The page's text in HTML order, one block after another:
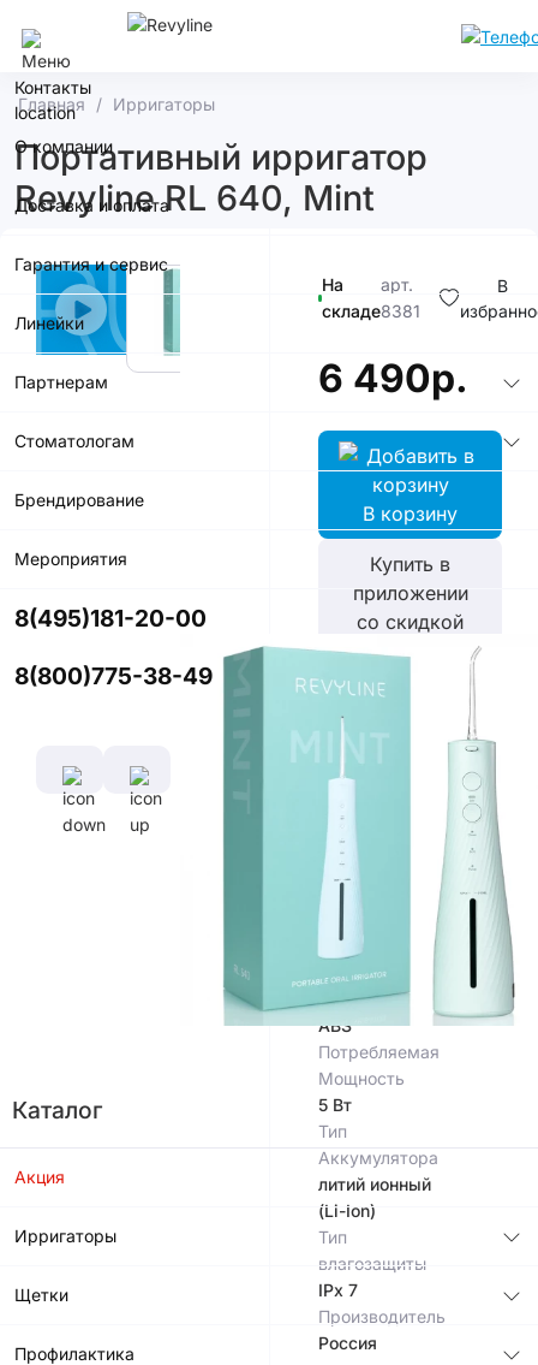
Контакты
О компании
Доставка и оплата
Гарантия и сервис
Линейки
Партнерам
Стоматологам
Брендирование
Мероприятия
8(495)181-20-00
8(800)775-38-49
Каталог
Акция
Ирригаторы
Щетки
Профилактика
Главная Ирригаторы
Портативный ирригатор
Revyline RL 640, Mint
На
складе
арт.
8381
В
6 490р.
В корзину
Купить в
приложении
со скидкой
Цвет
Характеристики
Емкость
Аккумулятора
1500 мАч
Материал
корпуса
Пластик
ABS
Потребляемая
Мощность
5 Вт
Тип
Аккумулятора
литий ионный
(Li-Ion)
Тип
влагозащиты
IPx 7
Производитель
Россия